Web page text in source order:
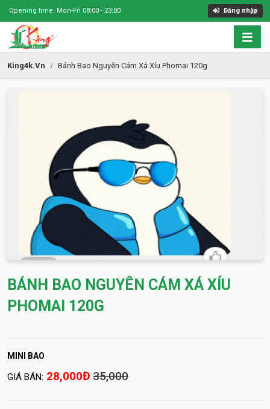
Opening time: Mon-Fri 08:00 - 23:00 Đăng nhập
King4k.vn Bánh Bao Nguyên Cám Xá Xíu Phomai 120g
BÁNH BAO NGUYÊN CÁM XÁ XÍU
PHOMAI 120G
MINI BAO
GIÁ BÁN: 28,000Đ 35,000